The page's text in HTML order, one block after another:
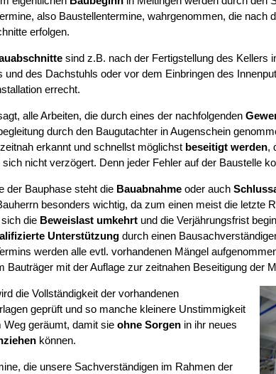
also Baustellentermine, wahrgenommen, die nach
erfolgen.
sind z.B. nach der Fertigstellung des Kellers
und des Dachstuhls oder vor dem Einbringen des
errecht.
alle Arbeiten, die durch eines der nachfolgenden
durch den Baugutachter in Augenschein
erkannt und schnellst möglichst beseitigt werden,
sich nicht verzögert. Denn jeder Fehler auf der Baustelle
der Bauphase steht die Bauabnahmeoder auch
besonders wichtig, da zum einen meist die letzte
die Beweislast umkehrtund die Verjährungsfrist
Unterstützungdurch einen
werden alle evtl. vorhandenen Mängel
Bauträger mit der Auflage zur zeitnahen Beseitigung der
die Vollständigkeit der vorhandenen
geprüft und so manche kleinere Unstimmigkeit
Weg geräumt, damit sie ohne Sorgenin ihr neues
können.
die unsere Sachverständigen im Rahmen der